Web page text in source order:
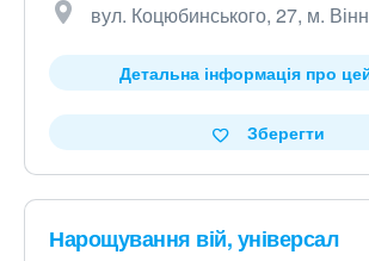
вул. Коцюбинського, 27, м.
Детальна інформація про
Зберегти
Нарощування вій, універсал